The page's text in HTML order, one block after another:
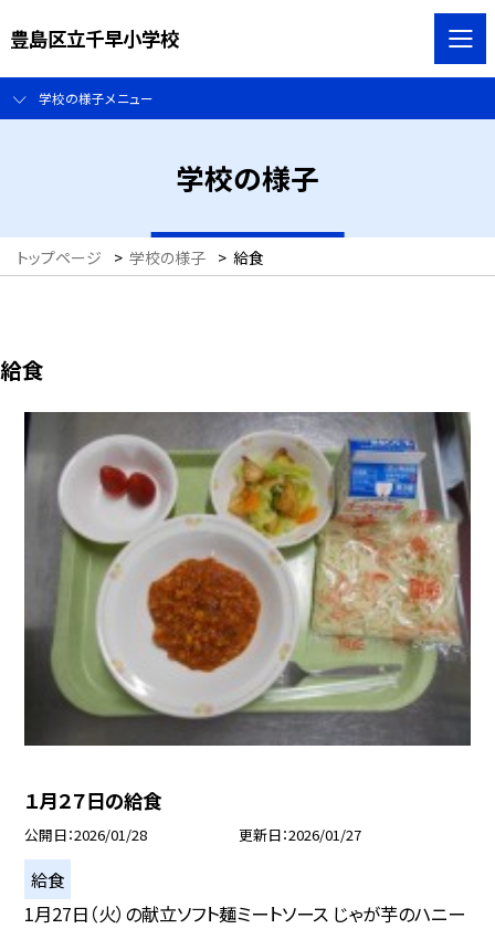
豊島区立千早小学校
学校の様子メニュー
学校の様子
トップページ > 学校の様子 > 給食
給食
１月２７日の給食
公開日 2026/01/28 更新日 2026/01/27
給食
1月27日（火）の献立ソフト麺ミートソース じゃが芋のハニー